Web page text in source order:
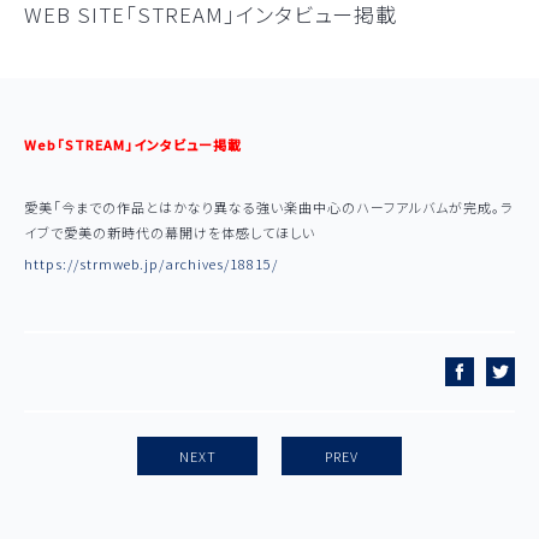
WEB SITE「STREAM」インタビュー掲載
Web「STREAM」インタビュー掲載
愛美「今までの作品とはかなり異なる強い楽曲中心のハーフアルバムが完成。ラ
イブで愛美の新時代の幕開けを体感してほしい
https://strmweb.jp/archives/18815/
NEXT PREV